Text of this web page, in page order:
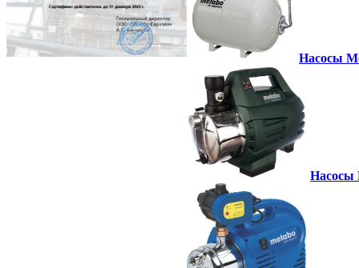
Насосы
Насосы